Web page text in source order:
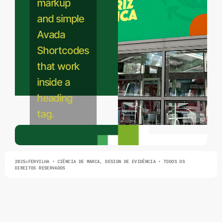
and simple
Avada
Shortcodes
that work
inside a
heading
tag.
Teste 2
2025©FERVILHA • CIÊNCIA DE MARCA, DESIGN DE EVIDÊNCIA • TODOS OS
DIREITOS RESERVADOS